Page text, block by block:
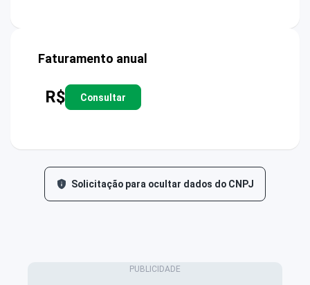
Faturamento anual
R$ Consultar
Solicitação para ocultar dados do CNPJ